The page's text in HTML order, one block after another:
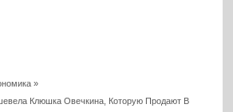
»
Клюшка Овечкина, Которую Продают В